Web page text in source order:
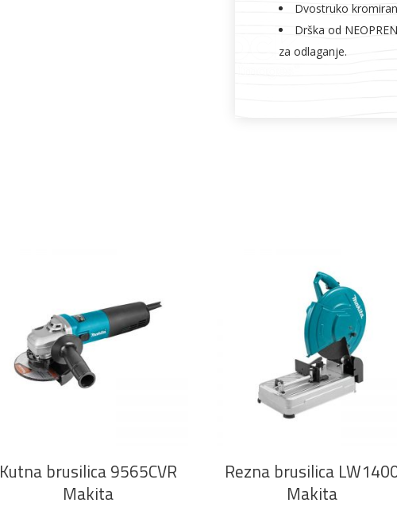
Dvostruko
Drška od
za odlaganje.
Kutna brusilica 9565CVR
Makita
DODAJ U KOŠARICU
Rezna brusilica
Makita